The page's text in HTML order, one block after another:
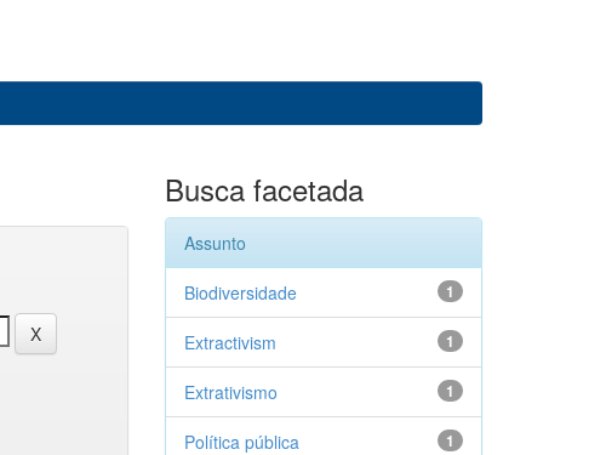
Busca facetada
Assunto
1
Biodiversidade
1
Extractivism
1
Extrativismo
1
Política pública